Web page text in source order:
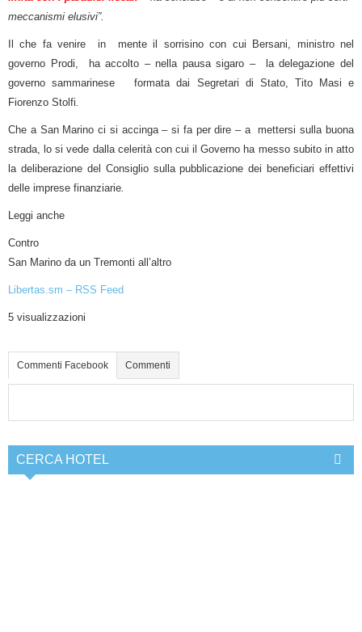
meccanismi elusivi”.
Il che fa venire in mente il sorrisino con cui Bersani, ministro nel
governo Prodi, ha accolto – nella pausa sigaro – la delegazione del
governo sammarinese formata dai Segretari di Stato, Tito Masi e
Fiorenzo Stolfi.
Che a San Marino ci si accinga – si fa per dire – a mettersi sulla buona
strada, lo si vede dalla celerità con cui il Governo ha messo subito in atto
la deliberazione del Consiglio sulla pubblicazione dei beneficiari effettivi
delle imprese finanziarie.
Leggi anche
Contro
San Marino da un Tremonti all’altro
Libertas.sm – RSS Feed
5 visualizzazioni
Commenti Facebook Commenti
CERCA HOTEL